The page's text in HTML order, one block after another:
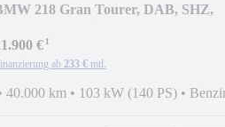
218 Gran Tourer, DAB, SHZ,
€¹
ab 233 € mtl.
40.000 km • 103 kW (140 PS) •